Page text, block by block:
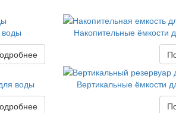
воды
Накопительные ёмкости
воды
Вертикальные ёмкости